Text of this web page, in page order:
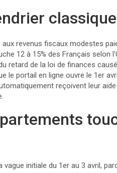
classique
revenus fiscaux modestes
12 à 15% des Français selon
retard de la loi de finances
le portail en ligne ouvre le 1er
reçoivent leur
initiale du 1er au 3 avril,